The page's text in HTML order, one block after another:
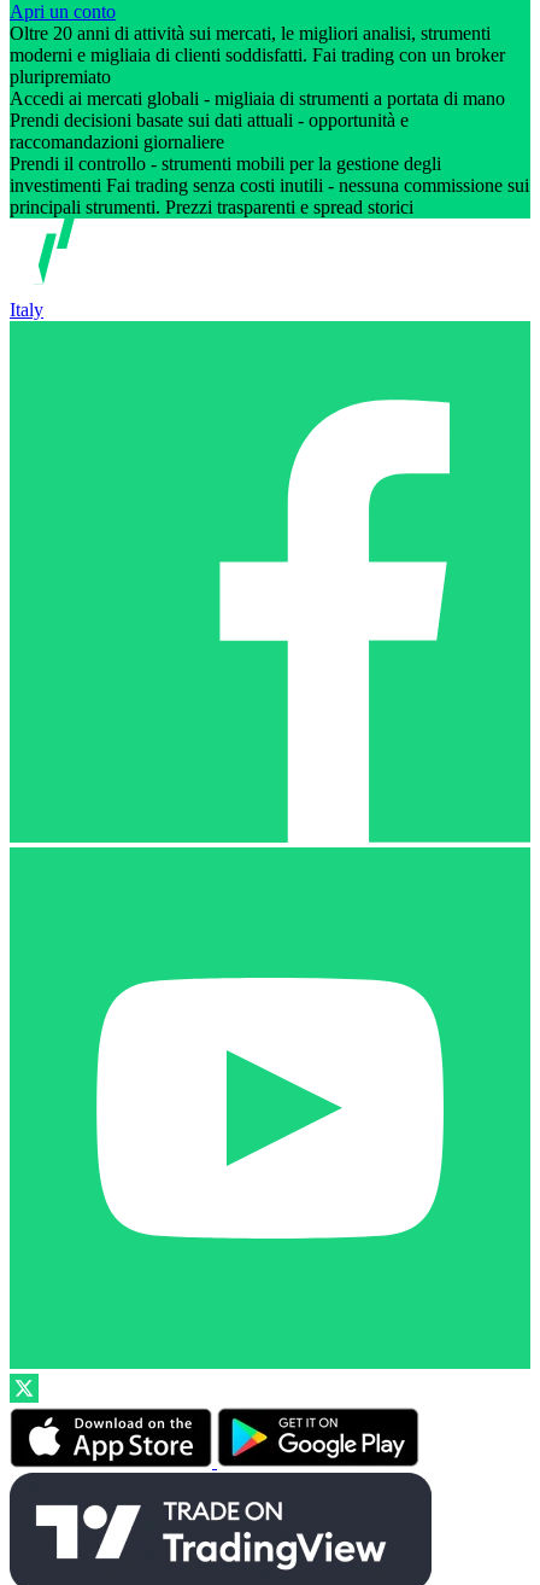
Apri un conto
Oltre 20 anni di attività sui mercati, le migliori analisi, strumenti
moderni e migliaia di clienti soddisfatti. Fai trading con un broker
pluripremiato
Accedi ai mercati globali - migliaia di strumenti a portata di mano
Prendi decisioni basate sui dati attuali - opportunità e
raccomandazioni giornaliere
Prendi il controllo - strumenti mobili per la gestione degli
investimenti Fai trading senza costi inutili - nessuna commissione sui
principali strumenti. Prezzi trasparenti e spread storici
Italy